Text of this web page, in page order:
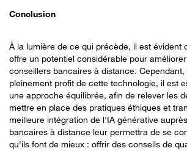
Conclusion
À la lumière de ce qui précède, il est évident
offre un potentiel considérable pour
conseillers bancaires à distance.
pleinement profit de cette technologie, il est
une approche équilibrée, afin de relever les
mettre en place des pratiques éthiques et
meilleure intégration de l'IA générative
bancaires à distance leur permettra de se
qu'ils font de mieux : offrir des conseils de